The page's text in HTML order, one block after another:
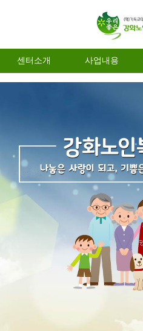
센터소개 사업내용